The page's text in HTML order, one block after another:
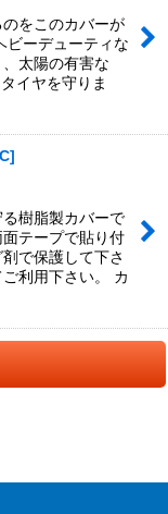
をこのカバーが
ビーデューティな
太陽の有害な
イヤを守りま
]
樹脂製カバーで
テープで貼り付
で保護して下さ
利用下さい。 カ